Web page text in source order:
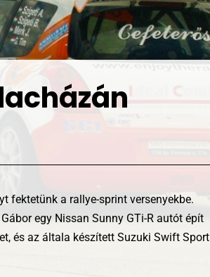
fektetünk a rallye-sprint versenyekbe.
egy Nissan Sunny GTi-R autót épít
és az általa készített Suzuki Swift Sport